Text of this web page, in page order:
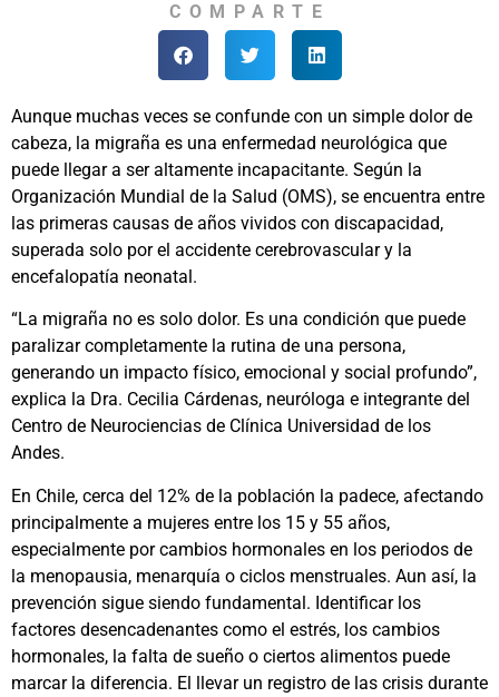
COMPARTE
Aunque muchas veces se confunde con un simple dolor de
cabeza, la migraña es una enfermedad neurológica que
puede llegar a ser altamente incapacitante. Según la
Organización Mundial de la Salud (OMS), se encuentra entre
las primeras causas de años vividos con discapacidad,
superada solo por el accidente cerebrovascular y la
encefalopatía neonatal.
“La migraña no es solo dolor. Es una condición que puede
paralizar completamente la rutina de una persona,
generando un impacto físico, emocional y social profundo”,
explica la Dra. Cecilia Cárdenas, neuróloga e integrante del
Centro de Neurociencias de Clínica Universidad de los
Andes.
En Chile, cerca del 12% de la población la padece, afectando
principalmente a mujeres entre los 15 y 55 años,
especialmente por cambios hormonales en los periodos de
la menopausia, menarquía o ciclos menstruales. Aun así, la
prevención sigue siendo fundamental. Identificar los
factores desencadenantes como el estrés, los cambios
hormonales, la falta de sueño o ciertos alimentos puede
marcar la diferencia. El llevar un registro de las crisis durante